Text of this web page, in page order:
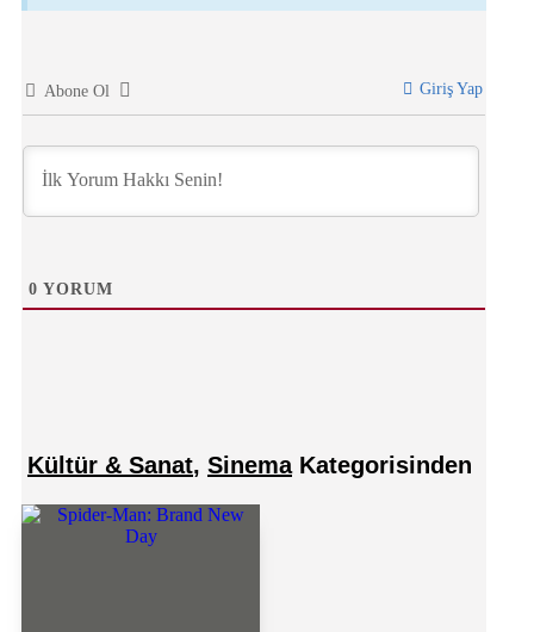
Abone Ol Giriş Yap
0 YORUM
Kültür & Sanat, SinemaKategorisinden